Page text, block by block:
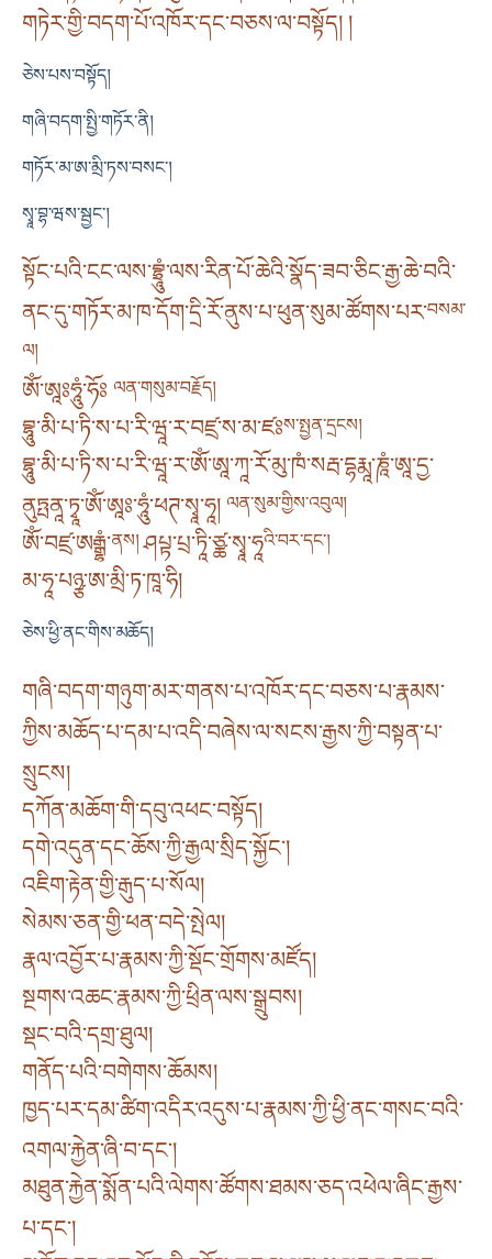
གཏེར་གྱི་བདག་པོ་འཁོར་དང་བཅས་ལ་བསྟོད། །
ཅེས་པས་བསྟོད།
གཞི་བདག་སྤྱི་གཏོར་ནི།
གཏོར་མ་ཨ་མྲི་ཏས་བསང་།
སྭཱ་བྷ་ཝས་སྦྱང་།
སྟོང་པའི་ངང་ལས་བྷྲཱུཾ་ལས་རིན་པོ་ཆེའི་སྣོད་ཟབ་ཅིང་རྒྱ་ཆེ་བའི་
ནང་དུ་གཏོར་མ་ཁ་དོག་དྲི་རོ་ནུས་པ་ཕུན་སུམ་ཚོགས་པར་བསམ་
ལ།
ཨོཾ་ཨཱཿཧཱུཾ་ཧོཿ ལན་གསུམ་བརྗོད།
བྷཱུ་མི་པ་ཏི་ས་པ་རི་ཝཱ་ར་བཛྲ་ས་མ་ཛཿས་སྤྱན་དྲངས།
བྷཱུ་མི་པ་ཏི་ས་པ་རི་ཝཱ་ར་ཨོཾ་ཨཱ་ཀཱ་རོ་མུ་ཁཾ་སརྦ་དྷརྨཱ་ཎཱཾ་ཨཱ་དྱ་
ནུཏྤནཱ་ཏྭཱ་ཨོཾ་ཨཱཿ་ཧཱུཾ་ཕཊ་སྭཱ་ཧཱ། ལན་སུམ་གྱིས་འབུལ།
ཨོཾ་བཛྲ་ཨརྒྷཾ་ནས།ཤཔྟ་པྲ་ཏཱི་ཙྪ་སྭཱ་ཧཱའི་བར་དང་།
མ་ཧཱ་པཉྩ་ཨ་མྲི་ཏ་ཁཱ་ཧི།
ཅེས་ཕྱི་ནང་གིས་མཆོད།
གཞི་བདག་གཉུག་མར་གནས་པ་འཁོར་དང་བཅས་པ་རྣམས་
ཀྱིས་མཆོད་པ་དམ་པ་འདི་བཞེས་ལ་སངས་རྒྱས་ཀྱི་བསྟན་པ་
སྲུངས།
དཀོན་མཆོག་གི་དབུ་འཕང་བསྟོད།
དགེ་འདུན་དང་ཆོས་ཀྱི་རྒྱལ་སྲིད་སྐྱོང༌།
འཇིག་རྟེན་གྱི་རྒུད་པ་སོལ།
སེམས་ཅན་གྱི་ཕན་བདེ་སྤེལ།
རྣལ་འབྱོར་པ་རྣམས་ཀྱི་སྡོང་གྲོགས་མཛོད།
སྔགས་འཆང་རྣམས་ཀྱི་ཕྲིན་ལས་སྒྲུབས།
སྡང་བའི་དགྲ་ཐུལ།
གནོད་པའི་བགེགས་ཆོམས།
ཁྱད་པར་དམ་ཚིག་འདིར་འདུས་པ་རྣམས་ཀྱི་ཕྱི་ནང་གསང་བའི་
འགལ་རྐྱེན་ཞི་བ་དང༌།
མཐུན་རྐྱེན་སྨོན་པའི་ལེགས་ཚོགས་ཐམས་ཅད་འཕེལ་ཞིང་རྒྱས་
པ་དང༌།